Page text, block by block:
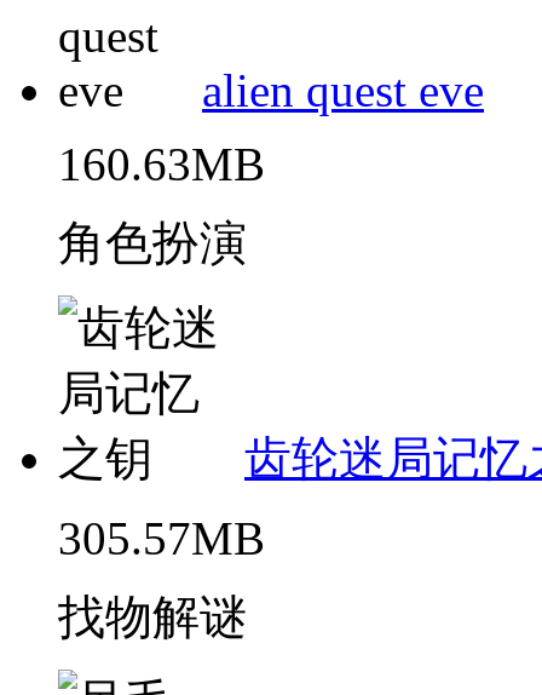
alien quest eve
160.63MB
角色扮演
齿轮迷局记忆
305.57MB
找物解谜